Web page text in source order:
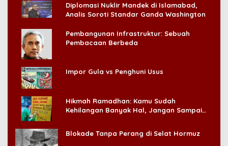
Diplomasi Nuklir Mandek di Islamabad,
Analis Soroti Standar Ganda Washington
Pembangunan Infrastruktur: Sebuah
Pembacaan Berbeda
Impor Gula vs Penghuni Usus
Hikmah Ramadhan: Kamu Sudah
Kehilangan Banyak Hal, Jangan Sampai
Blokade Tanpa Perang di Selat Hormuz